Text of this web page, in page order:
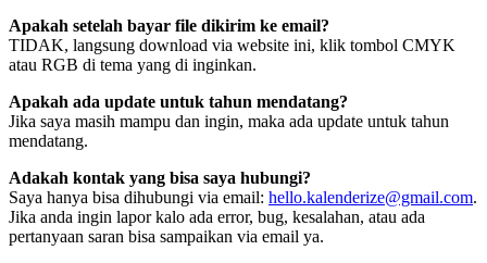
Apakah setelah bayar file dikirim ke email?
TIDAK, langsung download via website ini, klik tombol CMYK
atau RGB di tema yang di inginkan.
Apakah ada update untuk tahun mendatang?
Jika saya masih mampu dan ingin, maka ada update untuk tahun
mendatang.
Adakah kontak yang bisa saya hubungi?
Saya hanya bisa dihubungi via email: hello.kalenderize@gmail.com.
Jika anda ingin lapor kalo ada error, bug, kesalahan, atau ada
pertanyaan saran bisa sampaikan via email ya.